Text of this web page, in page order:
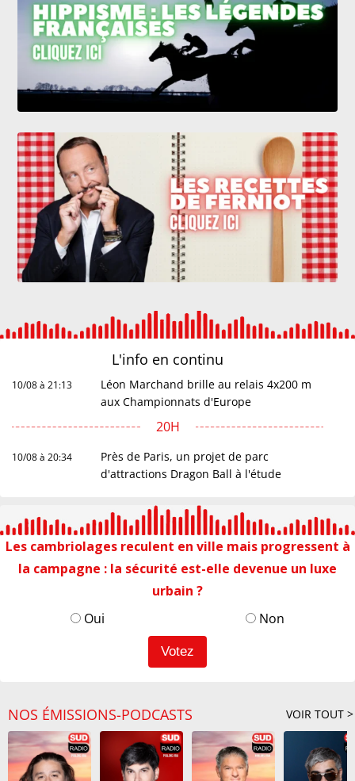
L'info en continu
10/08 à 21:13
Léon Marchand brille au relais 4x200 m
aux Championnats d'Europe
20H
10/08 à 20:34
Près de Paris, un projet de parc
d'attractions Dragon Ball à l'étude
10/08 à 19:44
La sécheresse s'aggrave en France, près
de deux tiers des nappes phréatiques en
souffrance
18H
10/08 à 18:48
"Progression lente" du feu dans la
Drôme, celui en Lozère fixé
Drague : plus d'un tiers des Français a
17H
10/08 à 17:54
Fifa: contre Infantino, l'UEFA, la Concacaf
et l'AFC veulent rallier "la famille du
Les cambriolages reculent en ville mais progressent à
la campagne : la sécurité est-elle devenue un luxe
urbain ?
Oui
Non
NOS ÉMISSIONS-PODCASTS VOIR TOUT >